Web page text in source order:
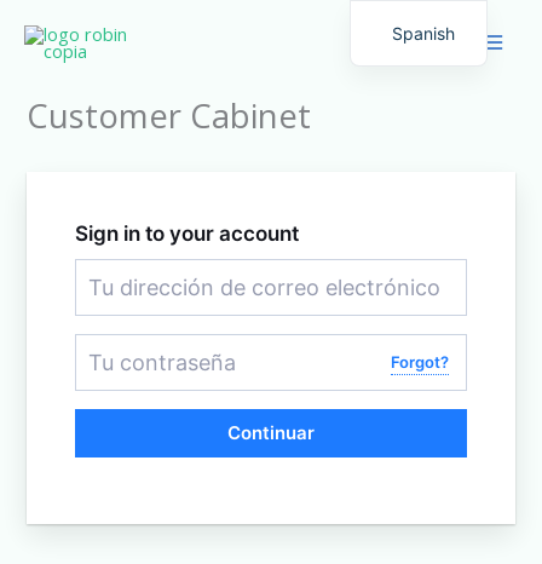
Customer Cabinet
Sign in to your account
Forgot?
Continuar
Spanish